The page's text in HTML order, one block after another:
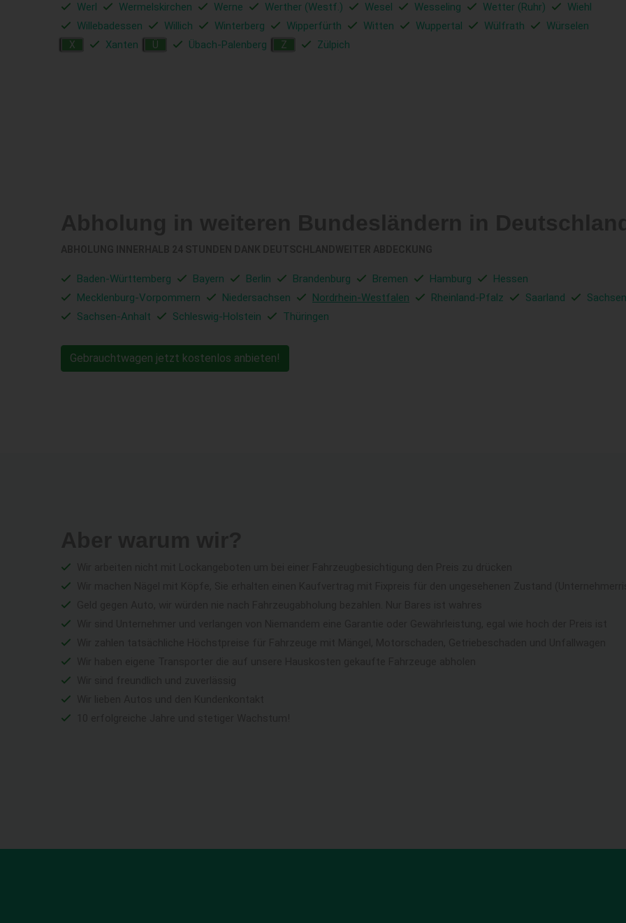
Werl
Wermelskirchen Werne Werther (Westf.) Wesel Wesseling Wetter (Ruhr)
Wiehl
Willebadessen
Willich Winterberg Wipperfürth Witten Wuppertal Wülfrath Würselen
X Xanten Ü Übach-Palenberg Z Zülpich
Baden-Württemberg Bayern Berlin Brandenburg Bremen Hamburg
Hessen
Mecklenburg-Vorpommern
Niedersachsen Nordrhein-Westfalen Rheinland-Pfalz Saarland
Sachsen
Sachsen-Anhalt
Schleswig-Holstein Thüringen
Gebrauchtwagen jetzt kostenlos anbieten!